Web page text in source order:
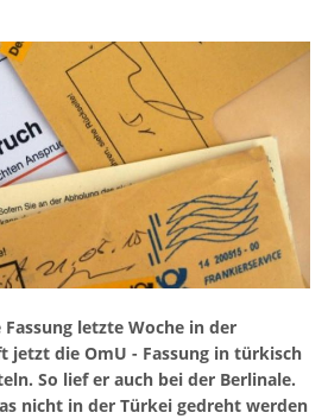
letzte Woche in der
jetzt die OmU - Fassung in türkisch
So lief er auch bei der Berlinale.
nicht in der Türkei gedreht werden